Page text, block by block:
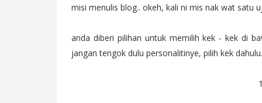
misi menulis blog.. okeh, kali ni mis nak wat satu
anda diberi pilihan untuk memilih kek - kek di
jangan tengok dulu personalitinye, pilih kek